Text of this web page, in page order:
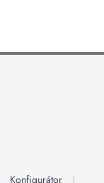
Konfigurátor